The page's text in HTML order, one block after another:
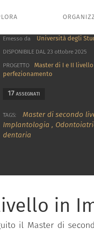
Emesso da Università degli
DISPONIBILE DAL 23 ottobre 2025
PROGETTO
Master di I e II
perfezionamento
17 ASSEGNATI
TAGS: Master di secondo
Implantologia ,
dentaria
in
il Master di